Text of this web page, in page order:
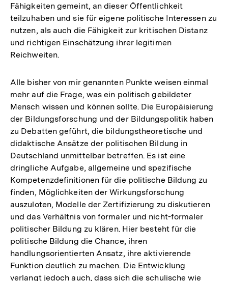
Fähigkeiten gemeint, an dieser Öffentlichkeit
teilzuhaben und sie für eigene politische Interessen zu
nutzen, als auch die Fähigkeit zur kritischen Distanz
und richtigen Einschätzung ihrer legitimen
Reichweiten.
Alle bisher von mir genannten Punkte weisen einmal
mehr auf die Frage, was ein politisch gebildeter
Mensch wissen und können sollte. Die Europäisierung
der Bildungsforschung und der Bildungspolitik haben
zu Debatten geführt, die bildungstheoretische und
didaktische Ansätze der politischen Bildung in
Deutschland unmittelbar betreffen. Es ist eine
dringliche Aufgabe, allgemeine und spezifische
Kompetenzdefinitionen für die politische Bildung zu
finden, Möglichkeiten der Wirkungsforschung
auszuloten, Modelle der Zertifizierung zu diskutieren
und das Verhältnis von formaler und nicht-formaler
politischer Bildung zu klären. Hier besteht für die
politische Bildung die Chance, ihren
handlungsorientierten Ansatz, ihre aktivierende
Funktion deutlich zu machen. Die Entwicklung
verlangt jedoch auch, dass sich die schulische wie